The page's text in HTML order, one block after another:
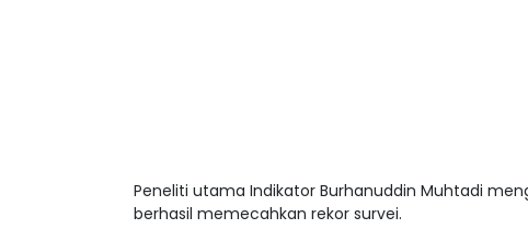
Peneliti utama Indikator Burhanuddin Muhtadi
berhasil memecahkan rekor survei.